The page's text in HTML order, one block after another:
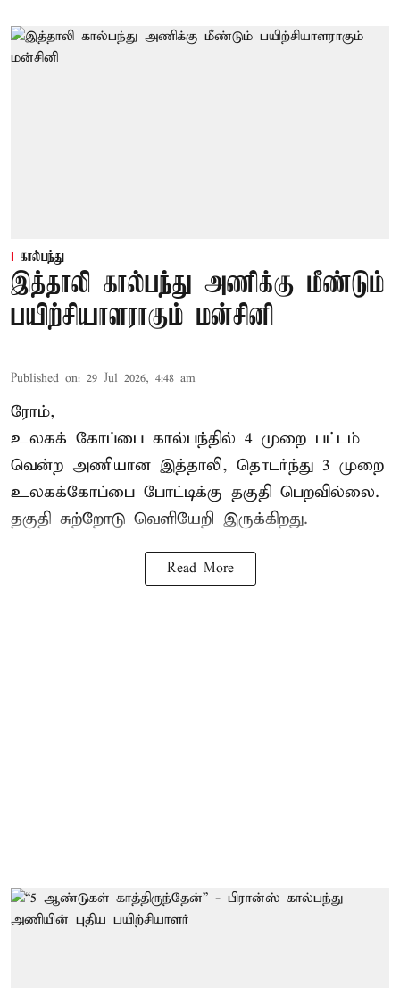
கால்பந்து
இத்தாலி கால்பந்து அணிக்கு மீண்டும்
பயிற்சியாளராகும் மன்சினி
Published on: 29 Jul 2026, 4:48 am
ரோம்,
உலகக் கோப்பை கால்பந்தில் 4 முறை பட்டம்
வென்ற அணியான இத்தாலி, தொடர்ந்து 3 முறை
உலகக்கோப்பை போட்டிக்கு தகுதி பெறவில்லை.
தகுதி சுற்றோடு வெளியேறி இருக்கிறது.
Read More